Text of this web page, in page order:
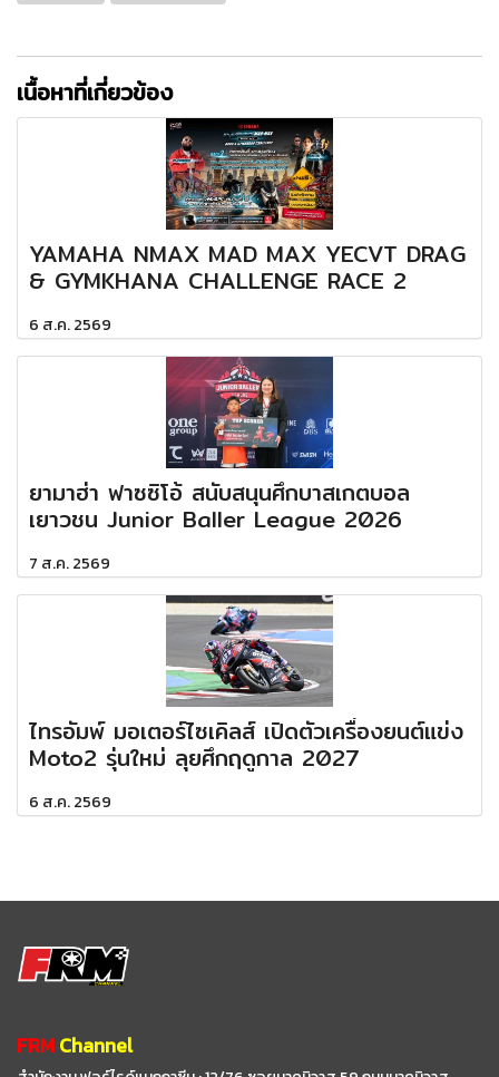
เนื้อหาที่เกี่ยวข้อง
YAMAHA NMAX MAD MAX YECVT DRAG
& GYMKHANA CHALLENGE RACE 2
6 ส.ค. 2569
ยามาฮ่า ฟาซซิโอ้ สนับสนุนศึกบาสเกตบอล
เยาวชน Junior Baller League 2026
7 ส.ค. 2569
ไทรอัมพ์ มอเตอร์ไซเคิลส์ เปิดตัวเครื่องยนต์แข่ง
Moto2 รุ่นใหม่ ลุยศึกฤดูกาล 2027
6 ส.ค. 2569
FRMChannel